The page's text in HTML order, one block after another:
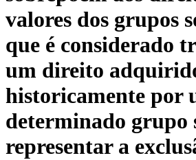
valores dos grupos
que é considerado
um direito
historicamente por
determinado grupo
representar a